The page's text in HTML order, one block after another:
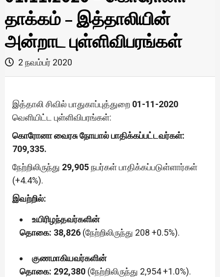
தாக்கம் – இத்தாலியின்
அன்றாட புள்ளிவிபரங்கள்
2 நவம்பர் 2020
இத்தாலி சிவில் பாதுகாப்புத்துறை 01-11-2020
வெளியிட்ட புள்ளிவிபரங்கள்:
கொரோனா வைரசு நோயால் பாதிக்கப்பட்டவர்கள்:
709,335.
நேற்றிலிருந்து 29,905நபர்கள் பாதிக்கப்படுள்ளார்கள்
(+4.4%).
இவற்றில்:
உயிரிழந்தவர்களின்
தொகை: 38,826 (நேற்றிலிருந்து 208 +0.5%).
குணமாகியவர்களின்
தொகை: 292,380 (நேற்றிலிருந்து 2,954 +1.0%).